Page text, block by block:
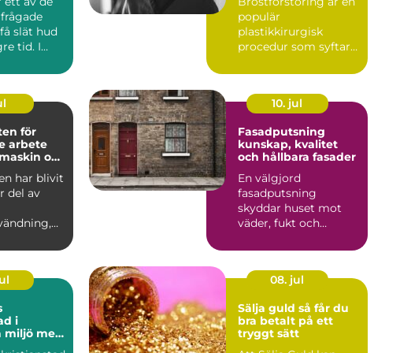
slät hud
tid. I
populär
plastikkirurgisk
procedur som syftar
för
arbete
och
har blivit
del av
10. jul
Fasadputsning
kunskap, kvalitet
och hållbara fasader
En välgjord
fasadputsning
skyddar huset mot
väder, fukt och
som byggnaden får
ett...
i
miljö med
08. jul
Sälja guld så får du
bra betalt på ett
tryggt sätt